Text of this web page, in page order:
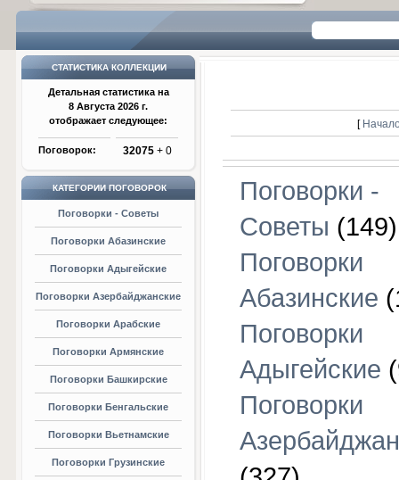
СТАТИСТИКА КОЛЛЕКЦИИ
Детальная статистика на
8 Августа 2026 г.
отображает следующее:
Поговорок: 32075 + 0
КАТЕГОРИИ ПОГОВОРОК
Поговорки - Советы
Поговорки Абазинские
Поговорки Адыгейские
Поговорки Азербайджанские
Поговорки Арабские
Поговорки Армянские
Поговорки Башкирские
Поговорки Бенгальские
Поговорки Вьетнамские
Поговорки Грузинские
[
Поговорки -
Советы (149)
Поговорки
Абазинские
Поговорки
Адыгейские
Поговорки